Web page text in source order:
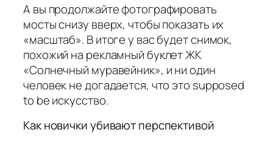
А вы продолжайте фотографировать
мосты снизу вверх, чтобы показать их
«масштаб». В итоге у вас будет снимок,
похожий на рекламный буклет ЖК
«Солнечный муравейник», и ни один
человек не догадается, что это supposed
to be искусство.
Как новички убивают перспективой